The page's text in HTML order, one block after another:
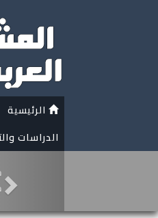
الرئيسية
الدراسات